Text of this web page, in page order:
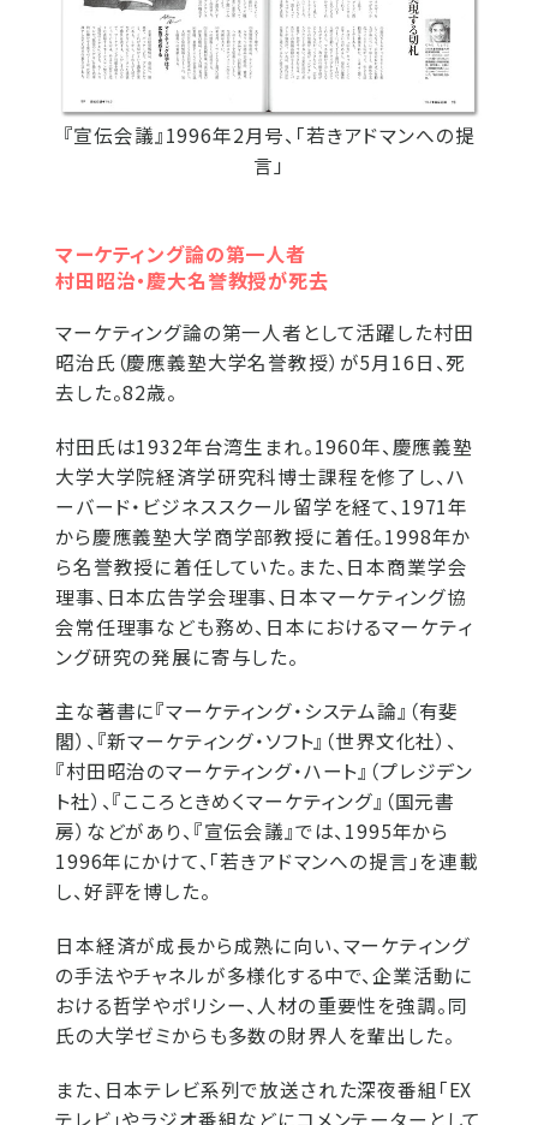
『宣伝会議』1996年2月号、「若きアドマンへの提
言」
マーケティング論の第一人者
村田昭治・慶大名誉教授が死去
マーケティング論の第一人者として活躍した村田
昭治氏（慶應義塾大学名誉教授）が5月16日、死
去した。82歳。
村田氏は1932年台湾生まれ。1960年、慶應義塾
大学大学院経済学研究科博士課程を修了し、ハ
ーバード・ビジネススクール留学を経て、1971年
から慶應義塾大学商学部教授に着任。1998年か
ら名誉教授に着任していた。また、日本商業学会
理事、日本広告学会理事、日本マーケティング協
会常任理事なども務め、日本におけるマーケティ
ング研究の発展に寄与した。
主な著書に『マーケティング・システム論』（有斐
閣）、『新マーケティング・ソフト』（世界文化社）、
『村田昭治のマーケティング・ハート』（プレジデン
ト社）、『こころときめくマーケティング』（国元書
房）などがあり、『宣伝会議』では、1995年から
1996年にかけて、「若きアドマンへの提言」を連載
し、好評を博した。
日本経済が成長から成熟に向い、マーケティング
の手法やチャネルが多様化する中で、企業活動に
おける哲学やポリシー、人材の重要性を強調。同
氏の大学ゼミからも多数の財界人を輩出した。
また、日本テレビ系列で放送された深夜番組「EX
テレビ」やラジオ番組などにコメンテーターとして